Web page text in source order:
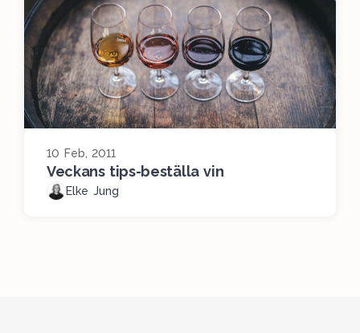
10 Feb, 2011
Veckans tips-beställa vin
Elke Jung